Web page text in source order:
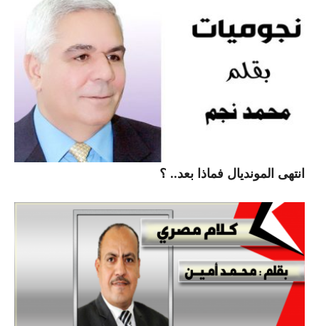
انتهى المونديال فماذا بعد.. ؟